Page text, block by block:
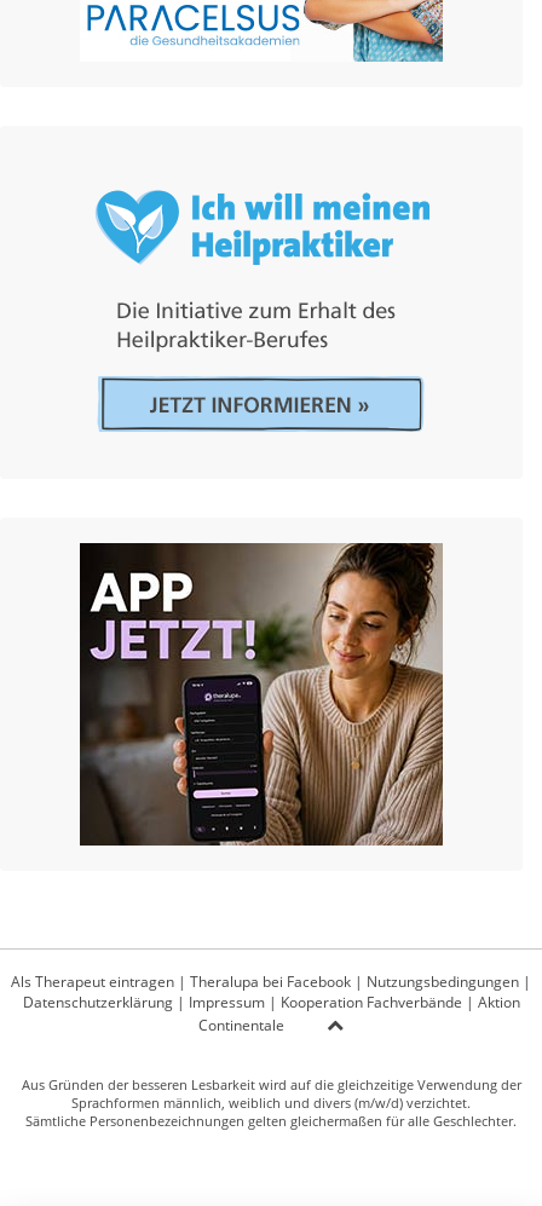
Als Therapeut eintragen | Theralupa bei Facebook | Nutzungsbedingungen |
Datenschutzerklärung| Impressum| Kooperation Fachverbände | Aktion
Continentale
Aus Gründen der besseren Lesbarkeit wird auf die gleichzeitige Verwendung der
Sprachformen männlich, weiblich und divers (m/w/d) verzichtet.
Sämtliche Personenbezeichnungen gelten gleichermaßen für alle Geschlechter.